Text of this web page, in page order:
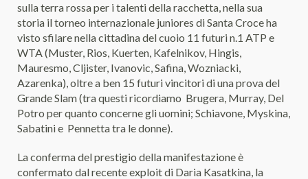
sulla terra rossa per i talenti della racchetta, nella sua
storia il torneo internazionale juniores di Santa Croce ha
visto sfilare nella cittadina del cuoio 11 futuri n.1 ATP e
WTA (Muster, Rios, Kuerten, Kafelnikov, Hingis,
Mauresmo, Cljister, Ivanovic, Safina, Wozniacki,
Azarenka), oltre a ben 15 futuri vincitori di una prova del
Grande Slam (tra questi ricordiamo Brugera, Murray, Del
Potro per quanto concerne gli uomini; Schiavone, Myskina,
Sabatini e Pennetta tra le donne).
La conferma del prestigio della manifestazione è
confermato dal recente exploit di Daria Kasatkina, la